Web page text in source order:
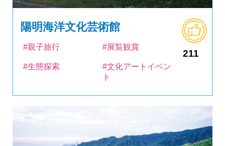
陽明海洋文化芸術館
211
#親子旅行 #展覧観賞
#生態探索
#文化アートイベン
ト